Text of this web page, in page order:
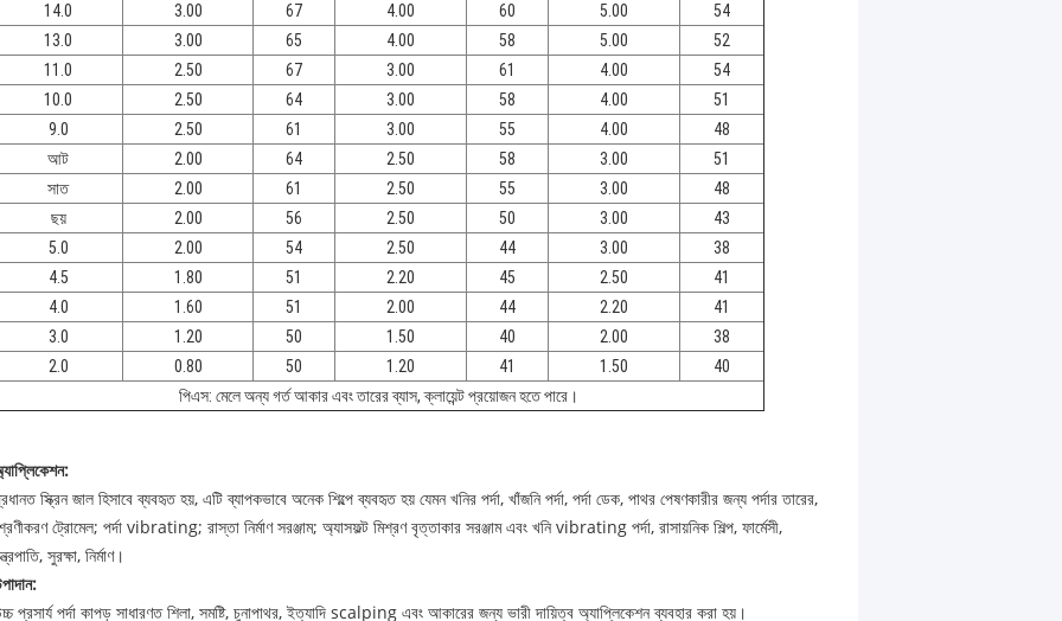
14.0
3.00 67 4.00 60 5.00
54
13.0
3.00 65 4.00 58 5.00
52
11.0
2.50 67 3.00 61 4.00
54
10.0
2.50 64 3.00 58 4.00
51
9.0
2.50 61 3.00 55 4.00
48
আট
2.00 64 2.50 58 3.00
51
সাত
2.00 61 2.50 55 3.00
48
ছয়
2.00 56 2.50 50 3.00
43
5.0
2.00 54 2.50 44 3.00
38
4.5
1.80 51 2.20 45 2.50
41
4.0
1.60 51 2.00 44 2.20
41
3.0
1.20 50 1.50 40 2.00
38
2.0
0.80 50 1.20 41 1.50
40
পিএস: মেলে অন্য গর্ত আকার এবং তারের ব্যাস, ক্লায়েন্ট প্রয়োজন হতে পারে।
স্ক্রিন জাল হিসাবে ব্যবহৃত হয়, এটি ব্যাপকভাবে অনেক শিল্পে ব্যবহৃত হয় যেমন খনির পর্দা, খাঁজনি পর্দা, পর্দা ডেক, পাথর পেষণকারীর জন্য পর্দার তারের,
ট্রোমেল; পর্দা vibrating; রাস্তা নির্মাণ সরঞ্জাম; অ্যাসফল্ট মিশ্রণ বৃত্তাকার সরঞ্জাম এবং খনি vibrating পর্দা, রাসায়নিক শিল্প, ফার্মেসী,
সুরক্ষা, নির্মাণ।
প্রসার্য পর্দা কাপড় সাধারণত শিলা, সমষ্টি, চুনাপাথর, ইত্যাদি scalping এবং আকারের জন্য ভারী দায়িত্ব অ্যাপ্লিকেশন ব্যবহার করা হয়।